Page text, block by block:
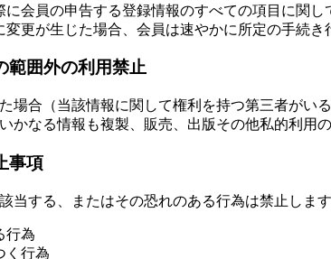
に会員の申告する登録情報のすべての項目に関し
更が生じた場合、会員は速やかに所定の手続き
囲外の利用禁止
場合（当該情報に関して権利を持つ第三者がい
かなる情報も複製、販売、出版その他私的利用
事項
当する、またはその恐れのある行為は禁止します
行為
く行為